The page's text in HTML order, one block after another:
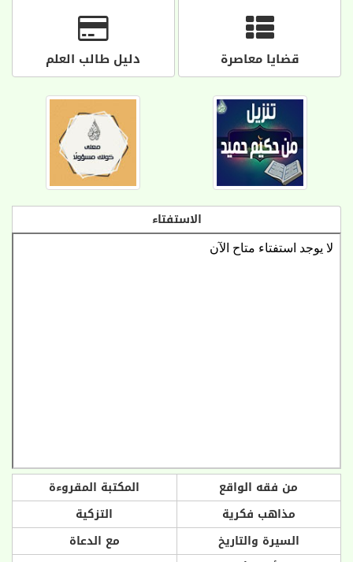
قضايا معاصرة دليل طالب العلم
الاستفتاء
من فقه الواقع
المكتبة المقروءة
مذاهب فكرية
التزكية
السيرة والتاريخ
مع الدعاة